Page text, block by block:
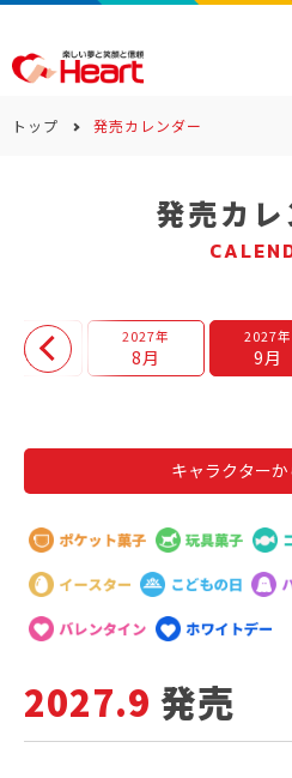
お問い合わせ
トップ 発売カレンダー
発売カレ
2027年
7月
2027年
8月
2027年
9月
キャラクター
2027.9 発売